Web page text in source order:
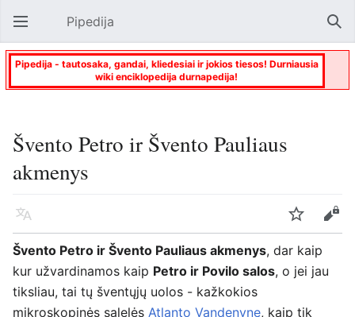
Atverti pagrindinį meniu Pipedija
Pipedija - tautosaka, gandai, kliedesiai ir jokios tiesos! Durniausia
wiki enciklopedija durnapedija!
Švento Petro ir Švento Pauliaus
akmenys
Kalba Stebėti
Keisti
Švento Petro ir Švento Pauliaus akmenys, dar kaip
kur užvardinamos kaip Petro ir Povilo salos, o jei jau
tiksliau, tai tų šventųjų uolos - kažkokios
mikroskopinės salelės Atlanto Vandenyne, kaip tik